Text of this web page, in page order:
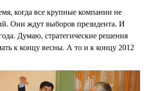
когда все крупные компании не
Они ждут выборов президента. И
Думаю, стратегические решения
к концу весны. А то и к концу 2012